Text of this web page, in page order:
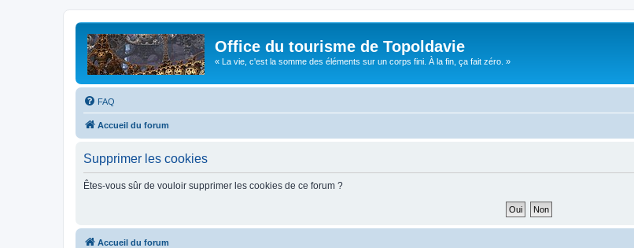
Office du tourisme de Topoldavie
« La vie, c'est la somme des éléments sur un corps fini. À la fin, ça fait zéro. »
FAQ
Accueil du forum
Supprimer les cookies
Êtes-vous sûr de vouloir supprimer les cookies de ce forum ?
Accueil du forum